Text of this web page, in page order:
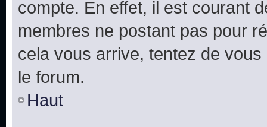
compte. En effet, il est courant
membres ne postant pas pour
cela vous arrive, tentez de
le forum.
Haut